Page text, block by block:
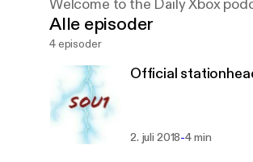
Welcome to the Daily Xbox
Alle episoder
4 episoder
Official
2. juli 2018-4 min